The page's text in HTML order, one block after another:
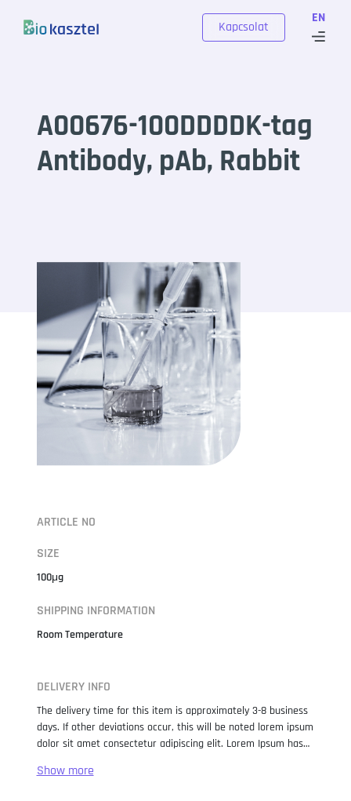
EN
Kapcsolat
A00676-100DDDDK-tag
Antibody, pAb, Rabbit
ARTICLE NO
SIZE
100μg
SHIPPING INFORMATION
Room Temperature
DELIVERY INFO
The delivery time for this item is approximately 3-8 business
days. If other deviations occur, this will be noted lorem ipsum
dolor sit amet consectetur adipiscing elit. Lorem Ipsum has
when an unknown printer took a galley of type and